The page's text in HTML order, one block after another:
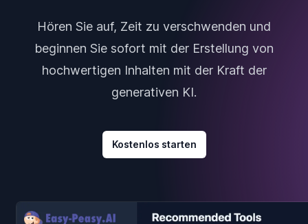
Hören Sie auf, Zeit zu verschwenden und
beginnen Sie sofort mit der Erstellung von
hochwertigen Inhalten mit der Kraft der
generativen KI.
Kostenlos starten